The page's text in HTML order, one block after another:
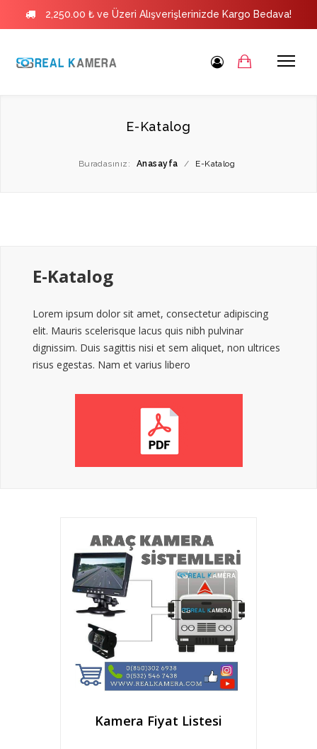
2,250.00 ₺ ve Üzeri Alışverişlerinizde Kargo Bedava!
E-Katalog
Buradasınız: Anasayfa / E-Katalog
E-Katalog
Lorem ipsum dolor sit amet, consectetur adipiscing
elit. Mauris scelerisque lacus quis nibh pulvinar
dignissim. Duis sagittis nisi et sem aliquet, non ultrices
risus egestas. Nam et varius libero
Kamera Fiyat Listesi